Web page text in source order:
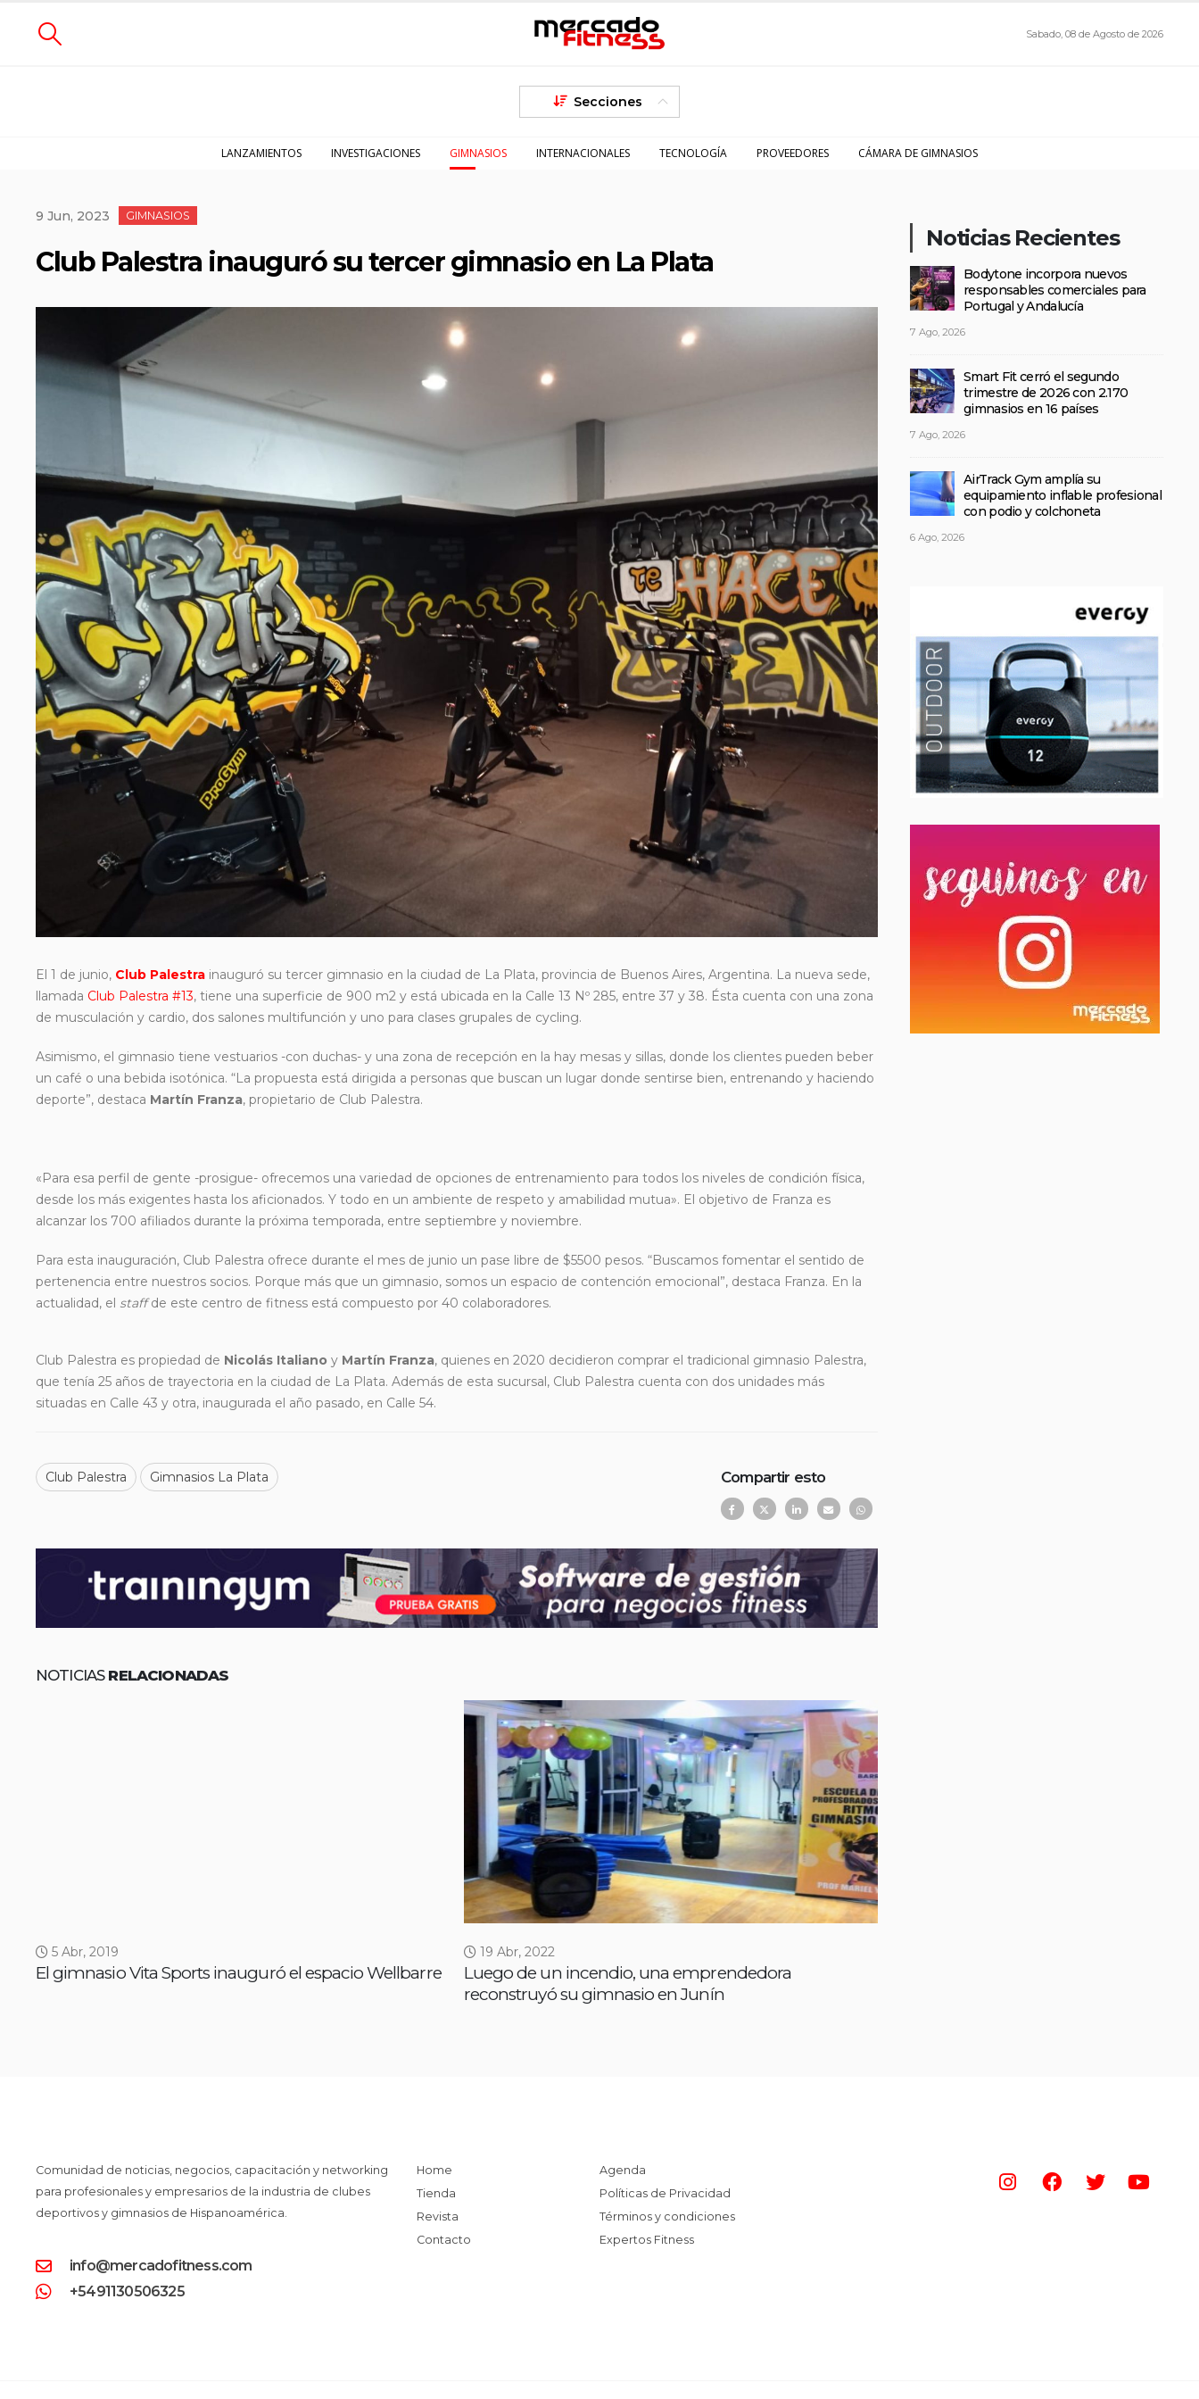
Sabado, 08 de Agosto de 2026
Secciones
LANZAMIENTOS INVESTIGACIONES GIMNASIOS INTERNACIONALES TECNOLOGÍA PROVEEDORES CÁMARA DE GIMNASIOS
9 Jun, 2023 GIMNASIOS
Club Palestra inauguró su tercer gimnasio en La Plata
El 1 de junio, Club Palestra inauguró su tercer gimnasio en la ciudad de La Plata, provincia de Buenos Aires, Argentina. La nueva sede,
llamada Club Palestra #13, tiene una superficie de 900 m2 y está ubicada en la Calle 13 Nº 285, entre 37 y 38. Ésta cuenta con una zona
de musculación y cardio, dos salones multifunción y uno para clases grupales de cycling.
Asimismo, el gimnasio tiene vestuarios -con duchas- y una zona de recepción en la hay mesas y sillas, donde los clientes pueden beber
un café o una bebida isotónica. “La propuesta está dirigida a personas que buscan un lugar donde sentirse bien, entrenando y haciendo
deporte”, destaca Martín Franza, propietario de Club Palestra.
«Para esa perfil de gente -prosigue- ofrecemos una variedad de opciones de entrenamiento para todos los niveles de condición física,
desde los más exigentes hasta los aficionados. Y todo en un ambiente de respeto y amabilidad mutua». El objetivo de Franza es
alcanzar los 700 afiliados durante la próxima temporada, entre septiembre y noviembre.
Para esta inauguración, Club Palestra ofrece durante el mes de junio un pase libre de $5500 pesos. “Buscamos fomentar el sentido de
pertenencia entre nuestros socios. Porque más que un gimnasio, somos un espacio de contención emocional”, destaca Franza. En la
actualidad, el staffde este centro de fitness está compuesto por 40 colaboradores.
Club Palestra es propiedad de Nicolás Italiano y Martín Franza, quienes en 2020 decidieron comprar el tradicional gimnasio Palestra,
que tenía 25 años de trayectoria en la ciudad de La Plata. Además de esta sucursal, Club Palestra cuenta con dos unidades más
situadas en Calle 43 y otra, inaugurada el año pasado, en Calle 54.
Club Palestra Gimnasios La Plata Compartir esto
NOTICIAS RELACIONADAS
5 Abr, 2019
El gimnasio Vita Sports inauguró el espacio Wellbarre
19 Abr, 2022
Luego de un incendio, una emprendedora
reconstruyó su gimnasio en Junín
Noticias Recientes
Bodytone incorpora nuevos
responsables comerciales para
Portugal y Andalucía
7 Ago, 2026
Smart Fit cerró el segundo
trimestre de 2026 con 2.170
gimnasios en 16 países
7 Ago, 2026
AirTrack Gym amplía su
equipamiento inflable profesional
con podio y colchoneta
6 Ago, 2026
Comunidad de noticias, negocios, capacitación y networking
para profesionales y empresarios de la industria de clubes
deportivos y gimnasios de Hispanoamérica.
info@mercadofitness.com
+5491130506325
Home
Tienda
Revista
Contacto
Agenda
Políticas de Privacidad
Términos y condiciones
Expertos Fitness